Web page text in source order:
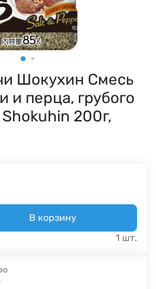
Шокухин Смесь
и перца, грубого
200г,
В корзину
1 шт.